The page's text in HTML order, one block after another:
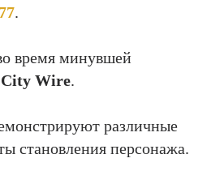
.
время минувшей
Wire.
различные
становления персонажа.